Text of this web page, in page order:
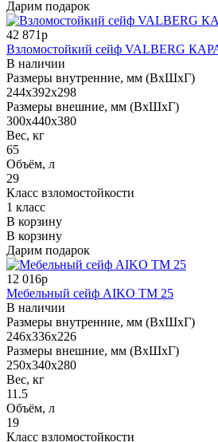
Дарим подарок
42 871р
Взломостойкий сейф VALBERG
В наличии
Размеры внутренние, мм (ВхШхГ)
244x392x298
Размеры внешние, мм (ВхШхГ)
300x440x380
Вес, кг
65
Объём, л
29
Класс взломостойкости
1 класс
В корзину
В корзину
Дарим подарок
12 016р
Мебельный сейф AIKO TM 25
В наличии
Размеры внутренние, мм (ВхШхГ)
246x336x226
Размеры внешние, мм (ВхШхГ)
250x340x280
Вес, кг
11.5
Объём, л
19
Класс взломостойкости